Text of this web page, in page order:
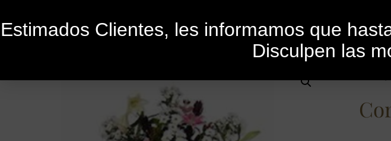
Estimados Clientes, les informamos que
Disculpen las